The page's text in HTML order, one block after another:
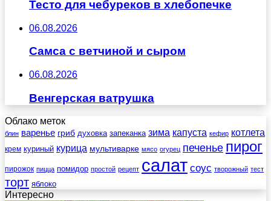
Тесто для чебуреков в хлебопечке
06.08.2026
Самса с ветчиной и сыром
06.08.2026
Венгерская ватрушка
Облако меток
блин варенье гриб духовка запеканка зима капуста кефир котлета
крем куриный курица мультиварке мясо огурец печенье пирог
пирожок пицца помидор простой рецепт салат соус творожный тест
торт яблоко
Интересно